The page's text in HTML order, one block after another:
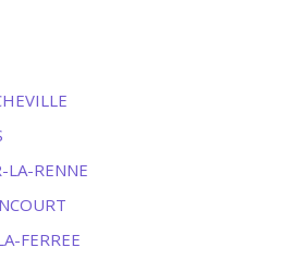
LA-RENNE
FERREE